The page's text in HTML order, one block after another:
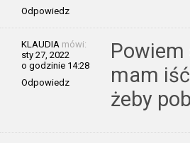
Odpowiedz
KLAUDIA mówi:
sty 27, 2022
o godzinie 14:28
Odpowiedz
mam
żeby